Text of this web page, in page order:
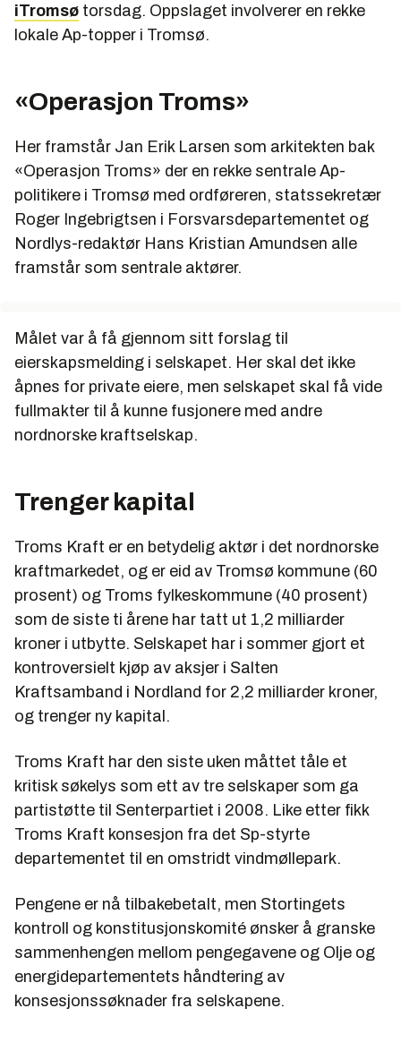
iTromsø torsdag. Oppslaget involverer en rekke
lokale Ap-topper i Tromsø.
«Operasjon Troms»
Her framstår Jan Erik Larsen som arkitekten bak
«Operasjon Troms» der en rekke sentrale Ap-
politikere i Tromsø med ordføreren, statssekretær
Roger Ingebrigtsen i Forsvarsdepartementet og
Nordlys-redaktør Hans Kristian Amundsen alle
framstår som sentrale aktører.
Målet var å få gjennom sitt forslag til
eierskapsmelding i selskapet. Her skal det ikke
åpnes for private eiere, men selskapet skal få vide
fullmakter til å kunne fusjonere med andre
nordnorske kraftselskap.
Trenger kapital
Troms Kraft er en betydelig aktør i det nordnorske
kraftmarkedet, og er eid av Tromsø kommune (60
prosent) og Troms fylkeskommune (40 prosent)
som de siste ti årene har tatt ut 1,2 milliarder
kroner i utbytte. Selskapet har i sommer gjort et
kontroversielt kjøp av aksjer i Salten
Kraftsamband i Nordland for 2,2 milliarder kroner,
og trenger ny kapital.
Troms Kraft har den siste uken måttet tåle et
kritisk søkelys som ett av tre selskaper som ga
partistøtte til Senterpartiet i 2008. Like etter fikk
Troms Kraft konsesjon fra det Sp-styrte
departementet til en omstridt vindmøllepark.
Pengene er nå tilbakebetalt, men Stortingets
kontroll og konstitusjonskomité ønsker å granske
sammenhengen mellom pengegavene og Olje og
energidepartementets håndtering av
konsesjonssøknader fra selskapene.